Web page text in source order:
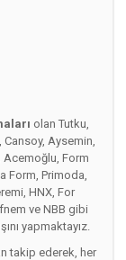
olan Tutku,
Cansoy, Aysemin,
Acemoğlu, Form
Form, Primoda,
HNX, For
ve NBB gibi
yapmaktayız.
takip ederek, her